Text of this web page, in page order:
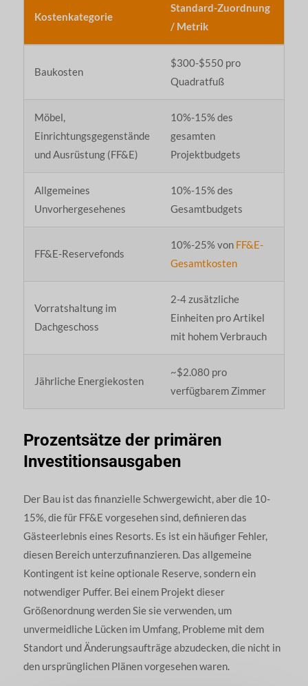
Kostenkategorie
Standard-Zuordnung
/ Metrik
Baukosten
$300-$550 pro
Quadratfuß
Möbel,
Einrichtungsgegenstände
und Ausrüstung (FF&E)
10%-15% des
gesamten
Projektbudgets
Allgemeines
Unvorhergesehenes
10%-15% des
Gesamtbudgets
FF&E-Reservefonds
10%-25% von FF&E-
Gesamtkosten
Vorratshaltung im
Dachgeschoss
2-4 zusätzliche
Einheiten pro Artikel
mit hohem Verbrauch
Jährliche Energiekosten
~$2.080 pro
verfügbarem Zimmer
Prozentsätze der primären
Investitionsausgaben
Der Bau ist das finanzielle Schwergewicht, aber die 10-
15%, die für FF&E vorgesehen sind, definieren das
Gästeerlebnis eines Resorts. Es ist ein häufiger Fehler,
diesen Bereich unterzufinanzieren. Das allgemeine
Kontingent ist keine optionale Reserve, sondern ein
notwendiger Puffer. Bei einem Projekt dieser
Größenordnung werden Sie sie verwenden, um
unvermeidliche Lücken im Umfang, Probleme mit dem
Standort und Änderungsaufträge abzudecken, die nicht in
den ursprünglichen Plänen vorgesehen waren.